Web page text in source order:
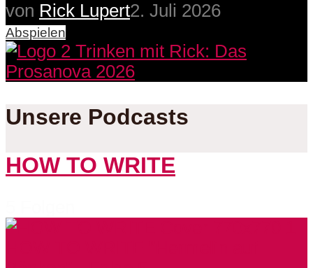
von Rick Lupert2. Juli 2026
Abspielen
Unsere Podcasts
HOW TO WRITE